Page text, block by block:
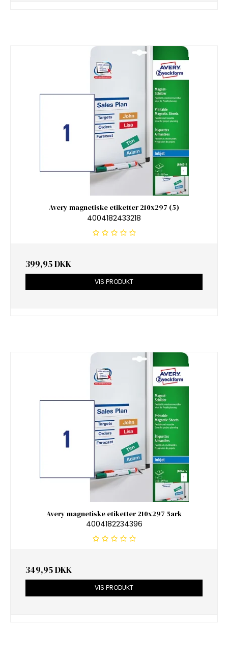
Avery magnetiske etiketter 210x297 (5)
4004182433218
399,95 DKK
VIS PRODUKT
Avery magnetiske etiketter 210x297 5ark
4004182234396
349,95 DKK
VIS PRODUKT